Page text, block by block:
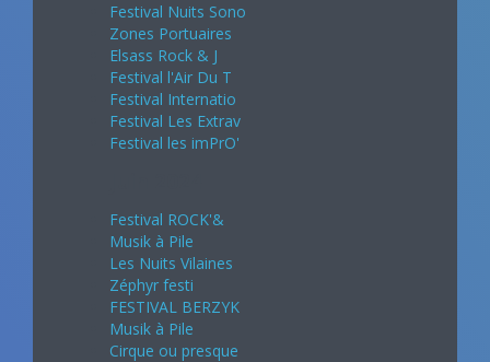
Festival Nuits Sono
Zones Portuaires
Elsass Rock & J
Festival l'Air Du T
Festival Internatio
Festival Les Extrav
Festival les imPrO'
Festival ROCK'&
Musik à Pile
Les Nuits Vilaines
Zéphyr festi
FESTIVAL BERZYK
Musik à Pile
Cirque ou presque